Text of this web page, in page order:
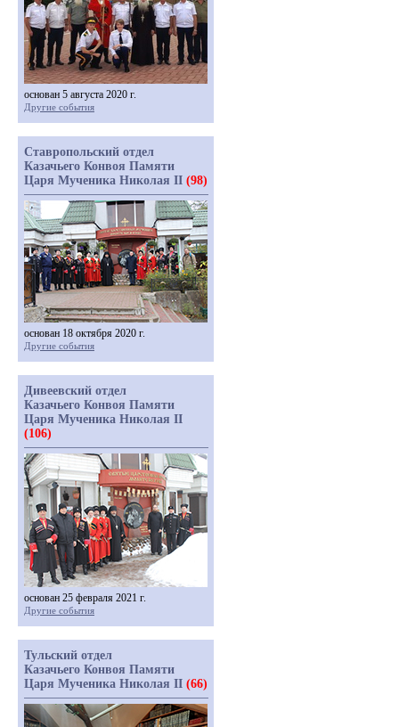
основан 5 августа 2020 г.
Другие события
Ставропольский отдел
Казачьего Конвоя Памяти
Царя Мученика Николая II (98)
основан 18 октября 2020 г.
Другие события
Дивеевский отдел
Казачьего Конвоя Памяти
Царя Мученика Николая II
(106)
основан 25 февраля 2021 г.
Другие события
Тульский отдел
Казачьего Конвоя Памяти
Царя Мученика Николая II (66)